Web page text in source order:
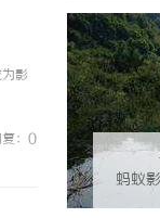
影
复：0
蚂蚁